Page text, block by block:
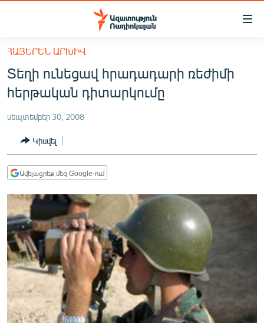
Մատչելիության
հիմնական
բովանդակությանը
Անցնել
հիմնական
մենյուին
ՀԱՅԱՍՏԱՆ
ՔԱՂԱՔԱԿԱՆ
ԸՆՏՐՈՒԹՅՈՒՆՆԵՐ 2026
ԻՐԱՎՈՒՆՔ
ՀԱՍԱՐԱԿՈՒԹՅՈՒՆ
ՂԱՐԱԲԱՂ
ՊԱՏԵՐԱԶՄԻ 6 ՇԱԲԱԹՆԵՐԸ
ՏԱՐԱԾԱՇՐՋԱՆ
ՄԻՋԱԶԳԱՅԻՆ
ՄՇԱԿՈՒՅԹ
ՍՊՈՐՏ
ՀԱՅԵՐԵՆ ԱՐԽԻՎ
Տեղի ունեցավ հրադադարի ռեժիմի
հերթական դիտարկումը
սեպտեմբեր 30, 2008
Կիսվել
Ավելացրեք մեզ Google-ում